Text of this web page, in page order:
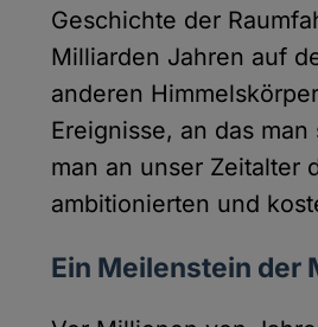
Geschichte der
Milliarden Jahren auf
anderen
Ereignisse, an das
man an unser Zeitalter
ambitionierten und
Ein Meilenstein der